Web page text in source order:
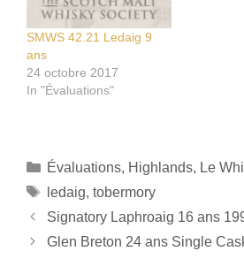
SMWS 42.21 Ledaig 9
ans
24 octobre 2017
In "Évaluations"
Catégories
Évaluations, Highlands, Le
Étiquettes
ledaig, tobermory
Signatory Laphroaig ‪16 ans
Glen Breton 24 ans Single